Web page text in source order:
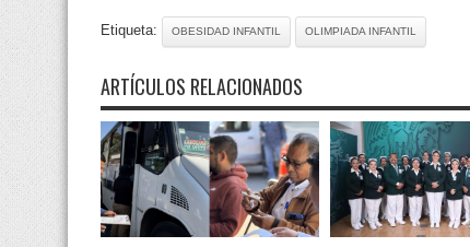
Etiqueta: OBESIDAD INFANTIL OLIMPIADA INFANTIL
ARTÍCULOS RELACIONADOS